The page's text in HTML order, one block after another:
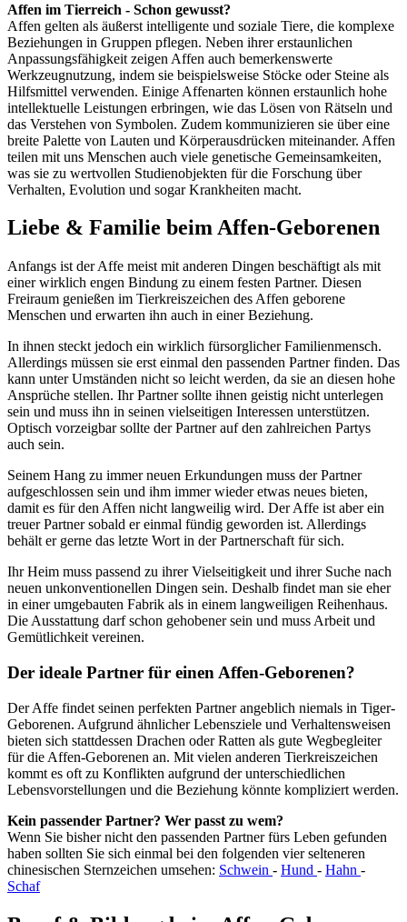
Affen im Tierreich - Schon gewusst?
Affen gelten als äußerst intelligente und soziale Tiere, die komplexe
Beziehungen in Gruppen pflegen. Neben ihrer erstaunlichen
Anpassungsfähigkeit zeigen Affen auch bemerkenswerte
Werkzeugnutzung, indem sie beispielsweise Stöcke oder Steine als
Hilfsmittel verwenden. Einige Affenarten können erstaunlich hohe
intellektuelle Leistungen erbringen, wie das Lösen von Rätseln und
das Verstehen von Symbolen. Zudem kommunizieren sie über eine
breite Palette von Lauten und Körperausdrücken miteinander. Affen
teilen mit uns Menschen auch viele genetische Gemeinsamkeiten,
was sie zu wertvollen Studienobjekten für die Forschung über
Verhalten, Evolution und sogar Krankheiten macht.
Liebe & Familie beim Affen-Geborenen
Anfangs ist der Affe meist mit anderen Dingen beschäftigt als mit
einer wirklich engen Bindung zu einem festen Partner. Diesen
Freiraum genießen im Tierkreiszeichen des Affen geborene
Menschen und erwarten ihn auch in einer Beziehung.
In ihnen steckt jedoch ein wirklich fürsorglicher Familienmensch.
Allerdings müssen sie erst einmal den passenden Partner finden. Das
kann unter Umständen nicht so leicht werden, da sie an diesen hohe
Ansprüche stellen. Ihr Partner sollte ihnen geistig nicht unterlegen
sein und muss ihn in seinen vielseitigen Interessen unterstützen.
Optisch vorzeigbar sollte der Partner auf den zahlreichen Partys
auch sein.
Seinem Hang zu immer neuen Erkundungen muss der Partner
aufgeschlossen sein und ihm immer wieder etwas neues bieten,
damit es für den Affen nicht langweilig wird. Der Affe ist aber ein
treuer Partner sobald er einmal fündig geworden ist. Allerdings
behält er gerne das letzte Wort in der Partnerschaft für sich.
Ihr Heim muss passend zu ihrer Vielseitigkeit und ihrer Suche nach
neuen unkonventionellen Dingen sein. Deshalb findet man sie eher
in einer umgebauten Fabrik als in einem langweiligen Reihenhaus.
Die Ausstattung darf schon gehobener sein und muss Arbeit und
Gemütlichkeit vereinen.
Der ideale Partner für einen Affen-Geborenen?
Der Affe findet seinen perfekten Partner angeblich niemals in Tiger-
Geborenen. Aufgrund ähnlicher Lebensziele und Verhaltensweisen
bieten sich stattdessen Drachen oder Ratten als gute Wegbegleiter
für die Affen-Geborenen an. Mit vielen anderen Tierkreiszeichen
kommt es oft zu Konflikten aufgrund der unterschiedlichen
Lebensvorstellungen und die Beziehung könnte kompliziert werden.
Kein passender Partner? Wer passt zu wem?
Wenn Sie bisher nicht den passenden Partner fürs Leben gefunden
haben sollten Sie sich einmal bei den folgenden vier selteneren
chinesischen Sternzeichen umsehen: Schwein - Hund - Hahn -
Schaf